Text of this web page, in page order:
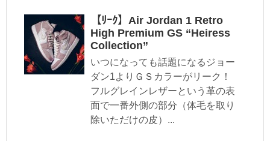
​【ﾘｰｸ】Air Jordan 1 Retro
High Premium GS “Heiress
Collection”
いつになっても話題になるジョー
ダン1よりＧＳカラーがリーク！
フルグレインレザーという革の表
面で一番外側の部分（体毛を取り
除いただけの皮）...